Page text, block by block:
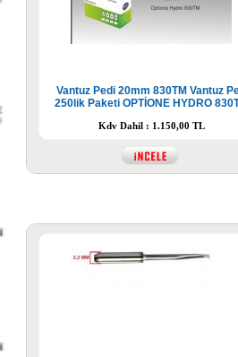
Vantuz Pedi 20mm 830TM Vantuz
250lik Paketi OPTİONE HYDRO
Kdv Dahil : 1.150,00 TL